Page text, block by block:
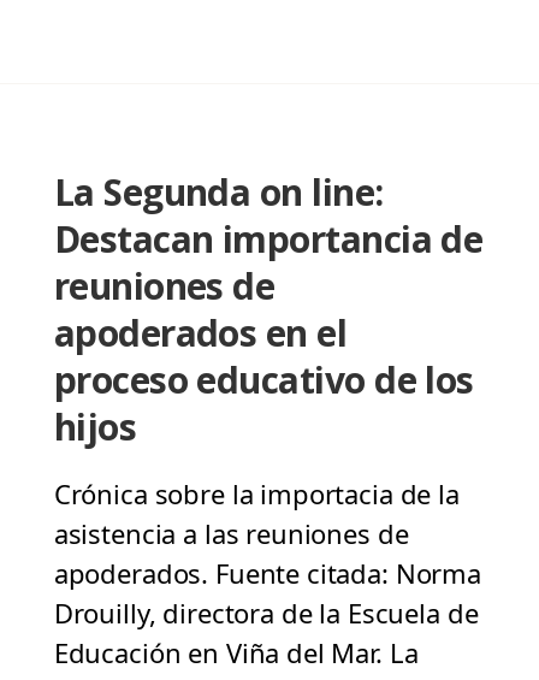
La Segunda on line:
Destacan importancia de
reuniones de
apoderados en el
proceso educativo de los
hijos
Crónica sobre la importacia de la
asistencia a las reuniones de
apoderados. Fuente citada: Norma
Drouilly, directora de la Escuela de
Educación en Viña del Mar. La